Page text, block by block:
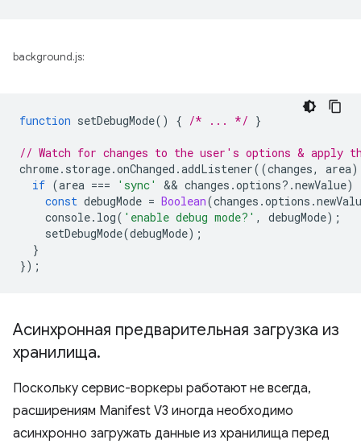
background.js:
function setDebugMode() { /* ... */ }
// Watch for changes to the user's options & apply
chrome. storage.onChanged .addListener((changes, area)
if (area === 'sync' && changes .options? .newValue)
const debugMode = Boolean(changes .options .
console. log( 'enable debug mode?' , debugMode);
setDebugMode(debugMode);
}
});
Асинхронная предварительная загрузка из
хранилища.
Поскольку сервис-воркеры работают не всегда,
расширениям Manifest V3 иногда необходимо
асинхронно загружать данные из хранилища перед